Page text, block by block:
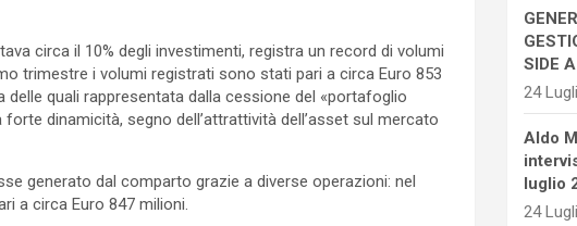
circa il 10% degli investimenti, registra un record di volumi
trimestre i volumi registrati sono stati pari a circa Euro 853
delle quali rappresentata dalla cessione del «portafoglio
dinamicità, segno dell’attrattività dell’asset sul mercato
generato dal comparto grazie a diverse operazioni: nel
a circa Euro 847 milioni.
SIDE
24
Aldo
luglio
24